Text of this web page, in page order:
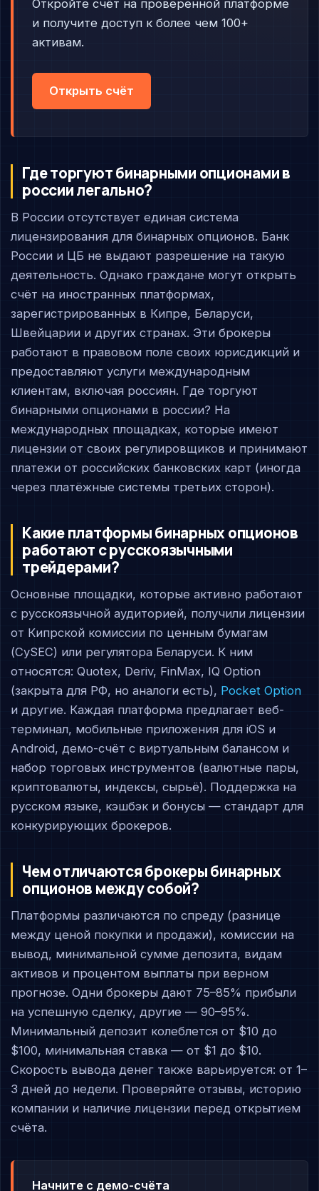
Откройте счёт на проверенной платформе
и получите доступ к более чем 100+
активам.
Открыть счёт
Где торгуют бинарными опционами в
россии легально?
В России отсутствует единая система
лицензирования для бинарных опционов. Банк
России и ЦБ не выдают разрешение на такую
деятельность. Однако граждане могут открыть
счёт на иностранных платформах,
зарегистрированных в Кипре, Беларуси,
Швейцарии и других странах. Эти брокеры
работают в правовом поле своих юрисдикций и
предоставляют услуги международным
клиентам, включая россиян. Где торгуют
бинарными опционами в россии? На
международных площадках, которые имеют
лицензии от своих регулировщиков и принимают
платежи от российских банковских карт (иногда
через платёжные системы третьих сторон).
Какие платформы бинарных опционов
работают с русскоязычными
трейдерами?
Основные площадки, которые активно работают
с русскоязычной аудиторией, получили лицензии
от Кипрской комиссии по ценным бумагам
(CySEC) или регулятора Беларуси. К ним
относятся: Quotex, Deriv, FinMax, IQ Option
(закрыта для РФ, но аналоги есть), Pocket Option
и другие. Каждая платформа предлагает веб-
терминал, мобильные приложения для iOS и
Android, демо-счёт с виртуальным балансом и
набор торговых инструментов (валютные пары,
криптовалюты, индексы, сырьё). Поддержка на
русском языке, кэшбэк и бонусы — стандарт для
конкурирующих брокеров.
Чем отличаются брокеры бинарных
опционов между собой?
Платформы различаются по спреду (разнице
между ценой покупки и продажи), комиссии на
вывод, минимальной сумме депозита, видам
активов и процентом выплаты при верном
прогнозе. Одни брокеры дают 75–85% прибыли
на успешную сделку, другие — 90–95%.
Минимальный депозит колеблется от $10 до
$100, минимальная ставка — от $1 до $10.
Скорость вывода денег также варьируется: от 1–
3 дней до недели. Проверяйте отзывы, историю
компании и наличие лицензии перед открытием
счёта.
Начните с демо-счёта